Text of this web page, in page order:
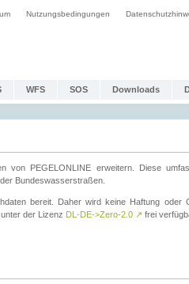
Nutzungsbedingungen
WFS SOS Downloads
PEGELONLINE erweitern. Diese
Bundeswasserstraßen.
bereit. Daher wird keine Haftung oder
der Lizenz DL-DE->Zero-2.0 ↗ frei